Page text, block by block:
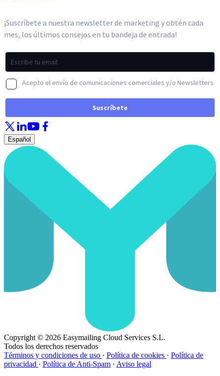
Español
Copyright © 2026 Easymailing Cloud Services S.L.
Todos los derechos reservados
Términos y condiciones de uso · Política de cookies · Política de
privacidad · Política de Anti-Spam · Aviso legal